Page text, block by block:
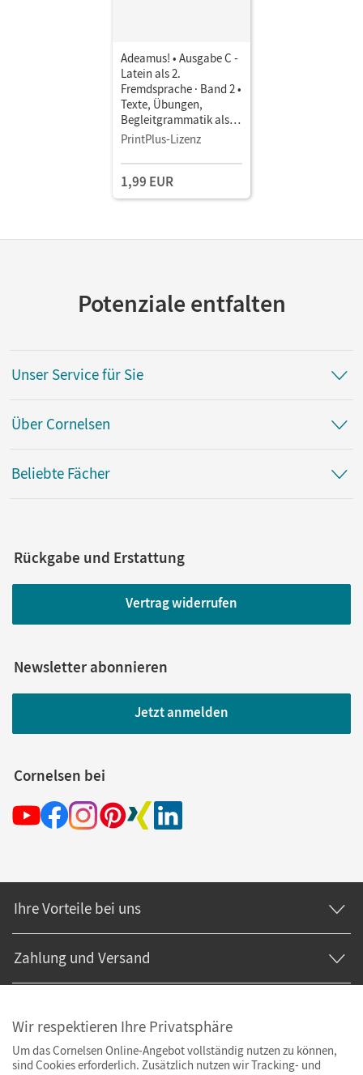
Adeamus! • Ausgabe C -
Latein als 2.
Fremdsprache · Band 2 •
Texte, Übungen,
Begleitgrammatik als E-
Book
PrintPlus-Lizenz
1,99 EUR
Potenziale entfalten
Unser Service für Sie
Über Cornelsen
Beliebte Fächer
Rückgabe und Erstattung
Vertrag widerrufen
Newsletter abonnieren
Jetzt anmelden
Cornelsen bei
Ihre Vorteile bei uns
Zahlung und Versand
Wir respektieren Ihre Privatsphäre
Um das Cornelsen Online-Angebot vollständig nutzen zu können,
sind Cookies erforderlich. Zusätzlich nutzen wir Tracking- und